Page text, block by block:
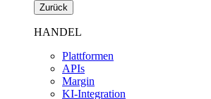
Zurück
HANDEL
Plattformen
APIs
Margin
KI-Integration